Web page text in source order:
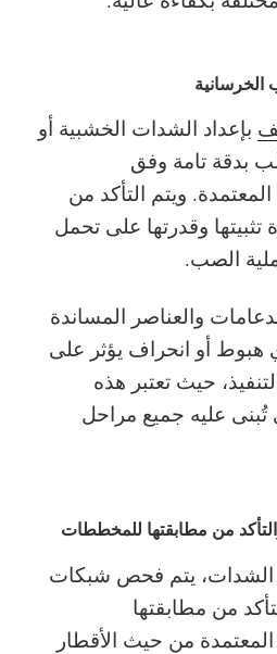
بإعداد الشدات الخشبية أو
بدقة تامة وفق
ويتم التأكد من
وقدرتها على تحمل
الصب.
والعناصر المساندة
أو انحراف يؤثر على
حيث تعتبر هذه
تُبنى عليه جميع مراحل
الشدات، يتم فحص شبكات
من مطابقتها
من حيث الأقطار